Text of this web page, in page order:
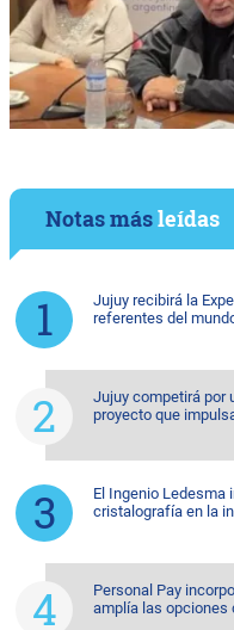
Notas másleídas
Jujuy recibirá la
referentes del
Jujuy competirá por
proyecto que
El Ingenio Ledesma
cristalografía en la
Personal Pay
amplía las opciones